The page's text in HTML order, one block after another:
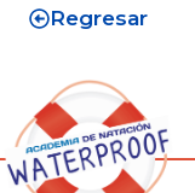
Regresar